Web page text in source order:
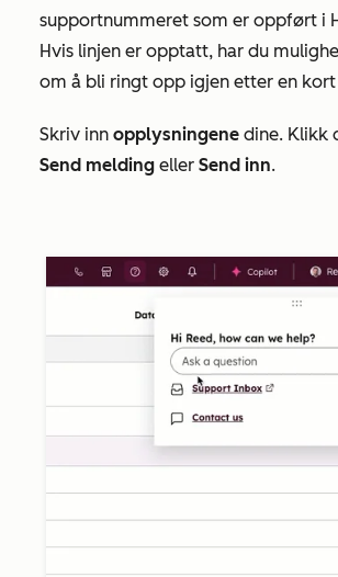
supportnummeret som er oppført i
Hvis linjen er opptatt, har du
om å bli ringt opp igjen etter en
Skriv inn opplysningene dine. Klikk
Send melding eller Send inn.